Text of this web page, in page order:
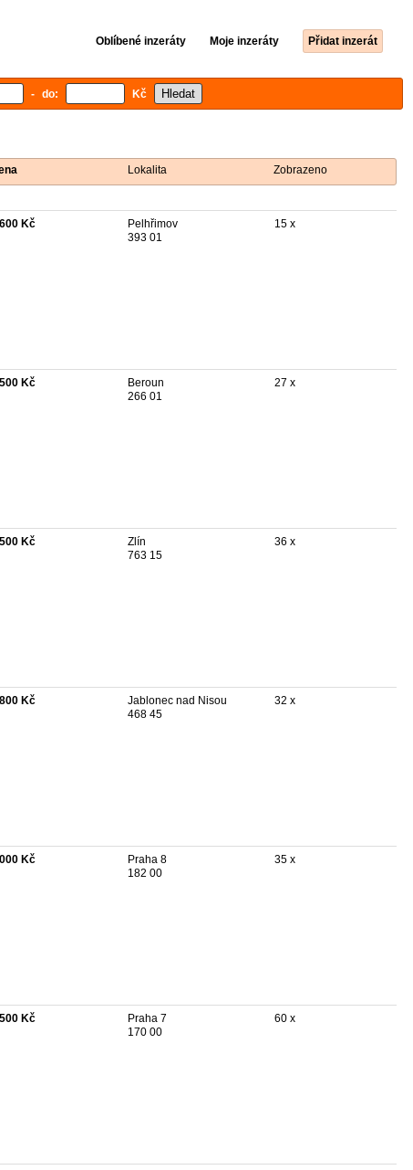
Oblíbené inzeráty Moje inzeráty Přidat inzerát
- do: Kč
Lokalita Zobrazeno
Kč
Pelhřimov
393 01
15 x
Kč
Beroun
266 01
27 x
Kč
Zlín
763 15
36 x
Kč
Jablonec nad Nisou
468 45
32 x
Kč
Praha 8
182 00
35 x
Kč
Praha 7
170 00
60 x